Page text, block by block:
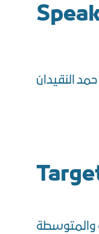
النقيدان
والمتوسطة